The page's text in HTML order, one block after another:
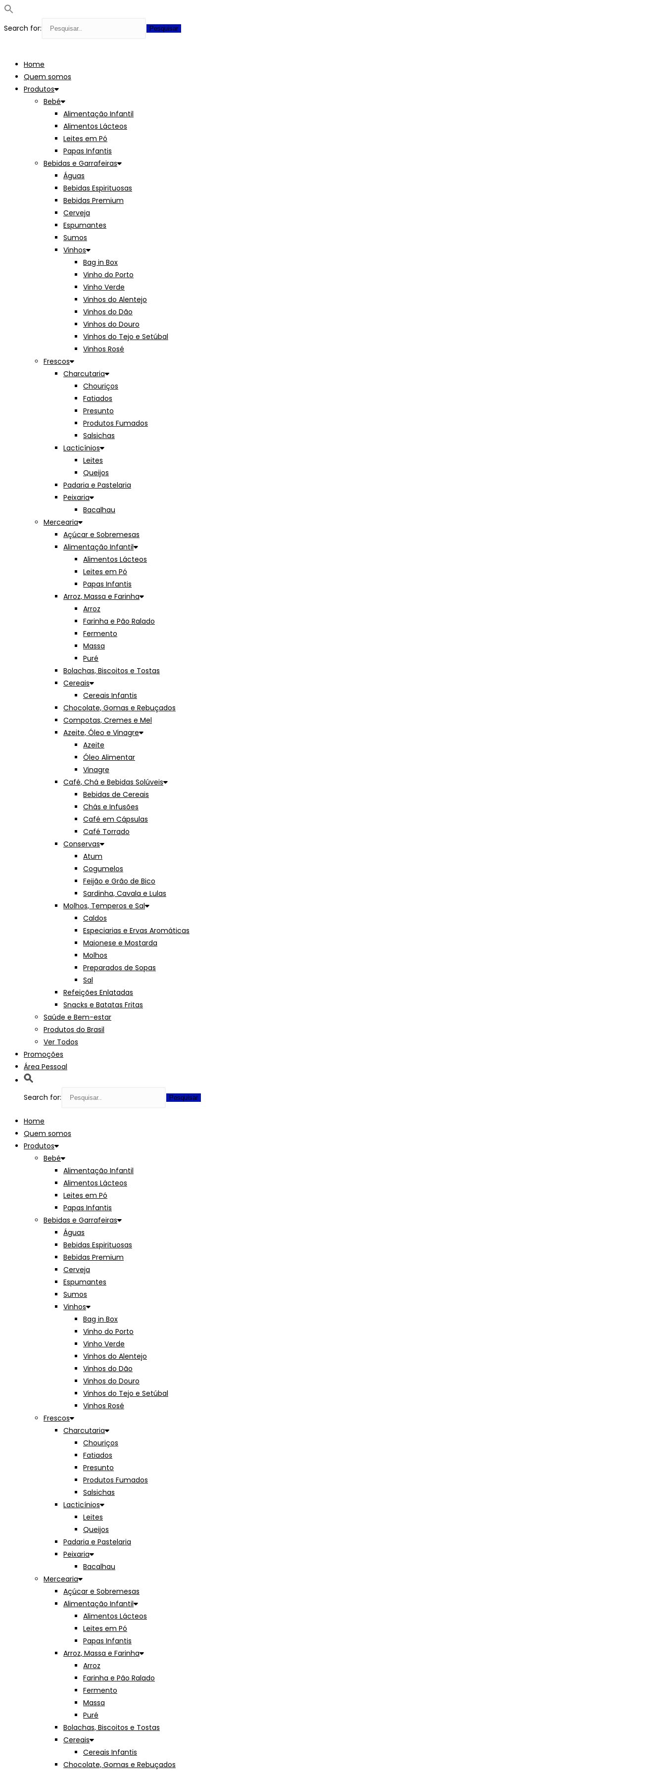
Search for:
contentHome
Quem somos
Produtos
Bebé
Alimentação Infantil
Alimentos Lácteos
Leites em Pó
Papas Infantis
Bebidas e Garrafeiras
Águas
Bebidas Espirituosas
Bebidas Premium
Cerveja
Espumantes
Sumos
Vinhos
Bag in Box
Vinho do Porto
Vinho Verde
Vinhos do Alentejo
Vinhos do Dão
Vinhos do Douro
Vinhos do Tejo e Setúbal
Vinhos Rosé
Frescos
Charcutaria
Chouriços
Fatiados
Presunto
Produtos Fumados
Salsichas
Lacticínios
Leites
Queijos
Padaria e Pastelaria
Peixaria
Bacalhau
Mercearia
Açúcar e Sobremesas
Alimentação Infantil
Alimentos Lácteos
Leites em Pó
Papas Infantis
Arroz, Massa e Farinha
Arroz
Farinha e Pão Ralado
Fermento
Massa
Puré
Bolachas, Biscoitos e Tostas
Cereais
Cereais Infantis
Chocolate, Gomas e Rebuçados
Compotas, Cremes e Mel
Azeite, Óleo e Vinagre
Azeite
Óleo Alimentar
Vinagre
Café, Chá e Bebidas Solúveis
Bebidas de Cereais
Chás e Infusões
Café em Cápsulas
Café Torrado
Conservas
Atum
Cogumelos
Feijão e Grão de Bico
Sardinha, Cavala e Lulas
Molhos, Temperos e Sal
Caldos
Especiarias e Ervas Aromáticas
Maionese e Mostarda
Molhos
Preparados de Sopas
Sal
Refeições Enlatadas
Snacks e Batatas Fritas
Saúde e Bem-estar
Produtos do Brasil
Ver Todos
Promoções
Área Pessoal
Search for:
Home
Quem somos
Produtos
Bebé
Alimentação Infantil
Alimentos Lácteos
Leites em Pó
Papas Infantis
Bebidas e Garrafeiras
Águas
Bebidas Espirituosas
Bebidas Premium
Cerveja
Espumantes
Sumos
Vinhos
Bag in Box
Vinho do Porto
Vinho Verde
Vinhos do Alentejo
Vinhos do Dão
Vinhos do Douro
Vinhos do Tejo e Setúbal
Vinhos Rosé
Frescos
Charcutaria
Chouriços
Fatiados
Presunto
Produtos Fumados
Salsichas
Lacticínios
Leites
Queijos
Padaria e Pastelaria
Peixaria
Bacalhau
Mercearia
Açúcar e Sobremesas
Alimentação Infantil
Alimentos Lácteos
Leites em Pó
Papas Infantis
Arroz, Massa e Farinha
Arroz
Farinha e Pão Ralado
Fermento
Massa
Puré
Bolachas, Biscoitos e Tostas
Cereais
Cereais Infantis
Chocolate, Gomas e Rebuçados